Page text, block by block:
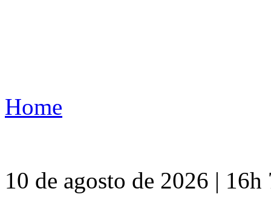
Home
10 de agosto de 2026 |